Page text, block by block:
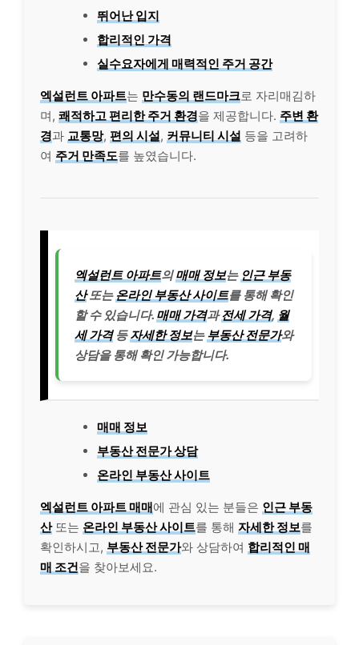
뛰어난 입지
합리적인 가격
실수요자에게 매력적인 주거 공간
엑설런트 아파트는 만수동의 랜드마크로 자리매김하
며, 쾌적하고 편리한 주거 환경을 제공합니다. 주변 환
경과 교통망, 편의 시설, 커뮤니티 시설 등을 고려하
여 주거 만족도를 높였습니다.
엑설런트 아파트의매매 정보는 인근 부동
산또는 온라인 부동산 사이트를 통해 확인
할 수 있습니다. 매매 가격과전세 가격, 월
세 가격등자세한 정보는부동산 전문가와
상담을 통해 확인 가능합니다.
매매 정보
부동산 전문가 상담
온라인 부동산 사이트
엑설런트 아파트 매매에 관심 있는 분들은 인근 부동
산또는 온라인 부동산 사이트를 통해 자세한 정보를
확인하시고, 부동산 전문가와 상담하여 합리적인 매
매 조건을 찾아보세요.